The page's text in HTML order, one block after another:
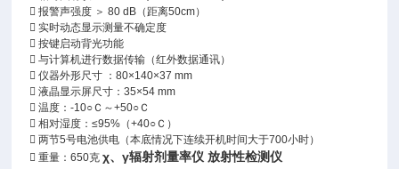
 报警声强度 ＞ 80 dB（距离50cm）
 实时动态显示测量不确定度
 按键启动背光功能
 与计算机进行数据传输（红外数据通讯）
 仪器外形尺寸 ：80×140×37 mm
 液晶显示屏尺寸：35×54 mm
 温度：-10○Ｃ～+50○Ｃ
 相对湿度：≤95%（+40○Ｃ）
 两节5号电池供电（本底情况下连续开机时间大于700小时）
 重量：650克χ、γ辐射剂量率仪 放射性检测仪